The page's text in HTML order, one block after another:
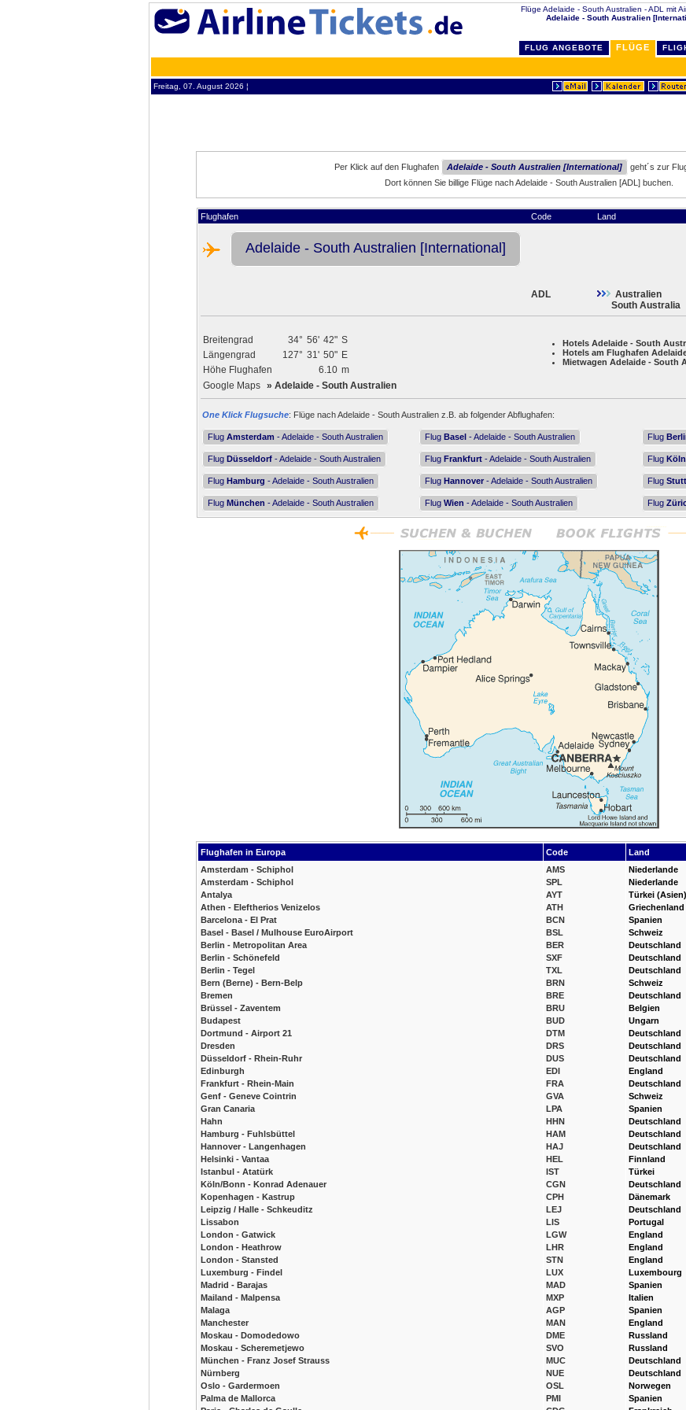
Flüge Adelaide - South Australien - ADL mit
Adelaide - South Australien
FLUG ANGEBOTE FLÜGE
Freitag, 07. August 2026 ¦
Per Klick auf den Flughafen Adelaide - South Australien [International]
geht´s zur
Dort können Sie billige Flüge nach Adelaide - South Australien [ADL] buchen.
Flughafen Code Land
Adelaide - South Australien [International]
ADL
Australien
South Australia
Breitengrad 34° 56' 42" S
Längengrad
127° 31' 50" E
Höhe Flughafen
6.10 m
Google Maps » Adelaide - South Australien
Hotels Adelaide - South
Hotels am Flughafen
Mietwagen Adelaide - South
One Klick Flugsuche: Flüge nach Adelaide - South Australien z.B. ab folgender Abflughafen:
Flug Amsterdam - Adelaide - South Australien Flug Basel - Adelaide - South Australien Flug
Flug Düsseldorf - Adelaide - South Australien Flug Frankfurt - Adelaide - South Australien Flug
Flug Hamburg - Adelaide - South Australien Flug Hannover - Adelaide - South Australien Flug
Flug München - Adelaide - South Australien Flug Wien - Adelaide - South Australien Flug
Flughafen in Europa Code
Land
Amsterdam - Schiphol
Amsterdam - Schiphol
Antalya
Athen - Eleftherios Venizelos
Barcelona - El Prat
Basel - Basel / Mulhouse EuroAirport
Berlin - Metropolitan Area
Berlin - Schönefeld
Berlin - Tegel
Bern (Berne) - Bern-Belp
Bremen
Brüssel - Zaventem
Budapest
Dortmund - Airport 21
Dresden
Düsseldorf - Rhein-Ruhr
Edinburgh
Frankfurt - Rhein-Main
Genf - Geneve Cointrin
Gran Canaria
Hahn
Hamburg - Fuhlsbüttel
Hannover - Langenhagen
Helsinki - Vantaa
Istanbul - Atatürk
Köln/Bonn - Konrad Adenauer
Kopenhagen - Kastrup
Leipzig / Halle - Schkeuditz
Lissabon
London - Gatwick
London - Heathrow
London - Stansted
Luxemburg - Findel
Madrid - Barajas
Mailand - Malpensa
Malaga
Manchester
Moskau - Domodedowo
Moskau - Scheremetjewo
München - Franz Josef Strauss
Nürnberg
Oslo - Gardermoen
Palma de Mallorca
AMS
SPL
AYT
ATH
BCN
BSL
BER
SXF
TXL
BRN
BRE
BRU
BUD
DTM
DRS
DUS
EDI
FRA
GVA
LPA
HHN
HAM
HAJ
HEL
IST
CGN
CPH
LEJ
LIS
LGW
LHR
STN
LUX
MAD
MXP
AGP
MAN
DME
SVO
MUC
NUE
OSL
PMI
Niederlande
Niederlande
Türkei (Asien)
Griechenland
Spanien
Schweiz
Deutschland
Deutschland
Deutschland
Schweiz
Deutschland
Belgien
Ungarn
Deutschland
Deutschland
Deutschland
England
Deutschland
Schweiz
Spanien
Deutschland
Deutschland
Deutschland
Finnland
Türkei
Deutschland
Dänemark
Deutschland
Portugal
England
England
England
Luxembourg
Spanien
Italien
Spanien
England
Russland
Russland
Deutschland
Deutschland
Norwegen
Spanien